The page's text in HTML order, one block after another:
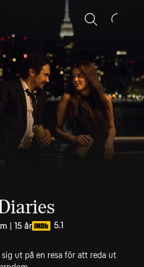
Sök
| 15 år 5.1
ut på en resa för att reda ut